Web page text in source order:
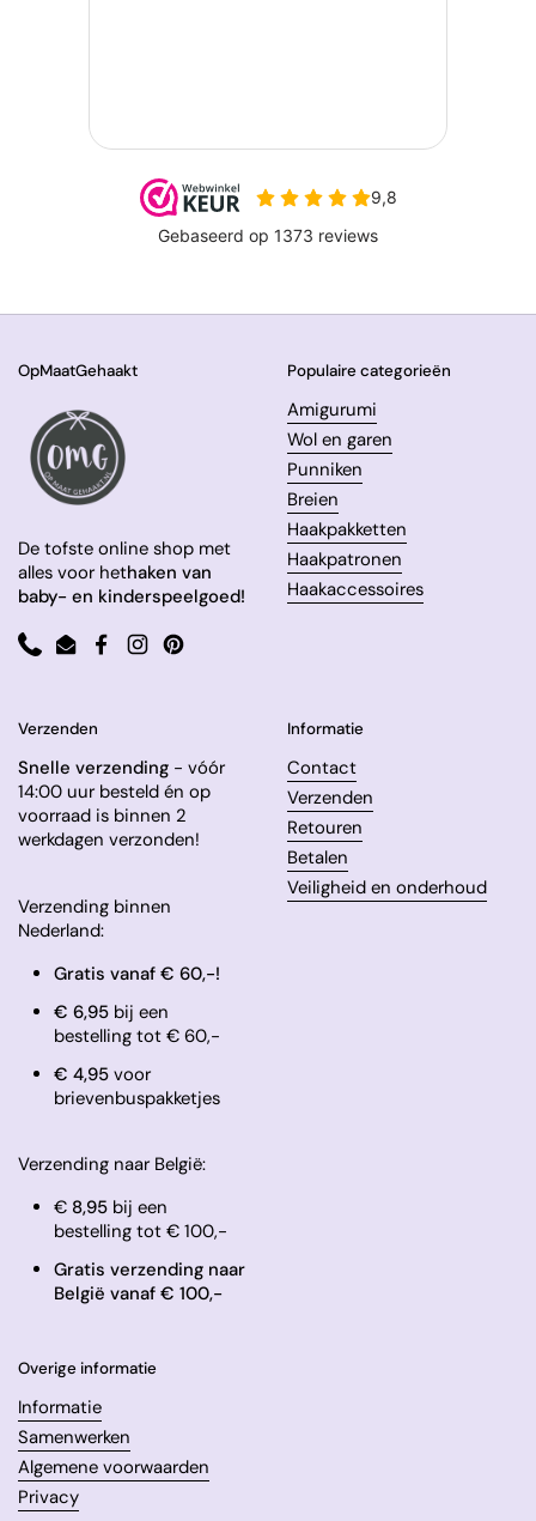
OpMaatGehaakt
De tofste online shop met
alles voor hethaken van
baby- en kinderspeelgoed!
PhoneEmailFacebook
InstagramPinterest
Populaire categorieën
Amigurumi
Wol en garen
Punniken
Breien
Haakpakketten
Haakpatronen
Haakaccessoires
Verzenden
Snelle verzending - vóór
14:00 uur besteld én op
voorraad is binnen 2
werkdagen verzonden!
Verzending binnen
Nederland:
Gratis vanaf € 60,-!
€ 6,95 bij een
bestelling tot € 60,-
​€ 4,95 voor
brievenbuspakketjes
Verzending naar België:
€ 8,95bij een
bestelling tot € 100,-
Gratis verzending naar
België vanaf € 100,-
Informatie
Contact
Verzenden
Retouren
Betalen
Veiligheid en onderhoud
Overige informatie
Informatie
Samenwerken
Algemene voorwaarden
Privacy